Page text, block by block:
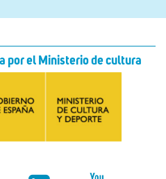
por el Ministerio de cultura